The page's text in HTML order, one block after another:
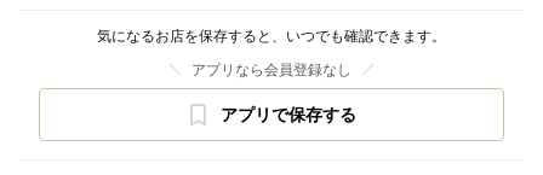
気になるお店を保存すると、いつでも確認できます。
アプリなら会員登録なし
アプリで保存する